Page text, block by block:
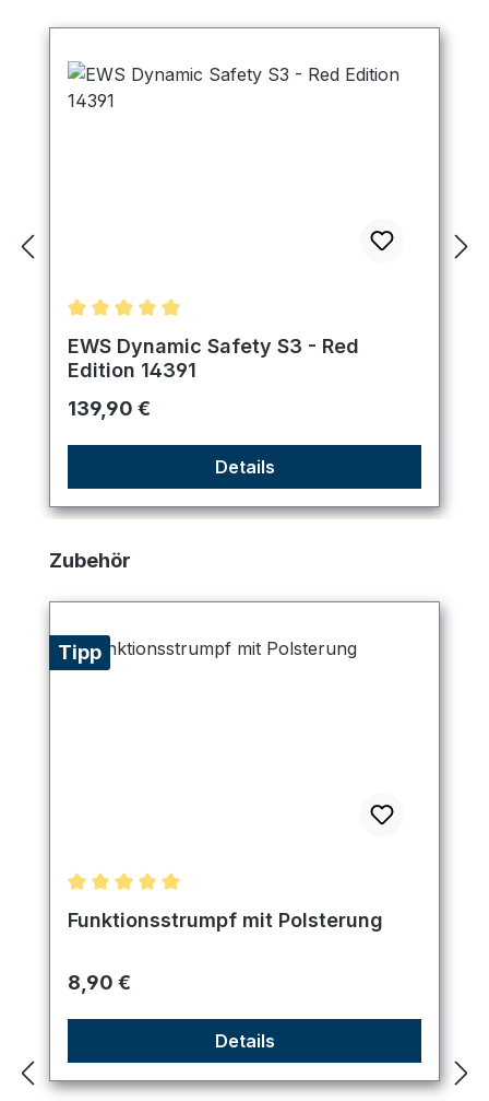
Durchschnittliche Bewertung von 4.89 von 5
EWS Dynamic Safety S3 - Red
Edition 14391
Regulärer Preis:
139,90 €
Details
Produktgalerie überspringen
Zubehör
Tipp
Durchschnittliche Bewertung von 5 von 5 Sternen
Funktionsstrumpf mit Polsterung
Regulärer Preis:
8,90 €
Details